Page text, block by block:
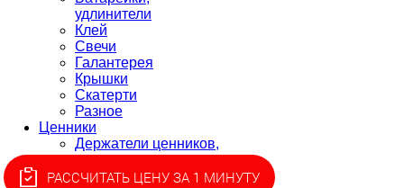
удлинители
Клей
Свечи
Галантерея
Крышки
Скатерти
Разное
Ценники
Держатели ценников,
монетницы
Ценники для этикет-
РАССЧИТАТЬ ЦЕНУ ЗА 1 МИНУТУ